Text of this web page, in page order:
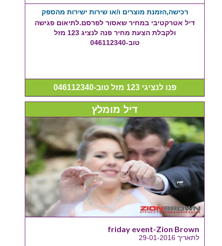
רכישה,הזמנת מוצרים ו/או שירות ישירות מהספק
דיל אטרקטיבי במחיר שאסור לפרסם.לתיאום פגישה
ולקבלת הצעת מחיר פנה לנציג 123 מזל
טוב-046112340
פנו לנציגי 123 מזל טוב-046112340
דיל מומלץ
friday event-Zion Brown
לתאריך 29-01-2016